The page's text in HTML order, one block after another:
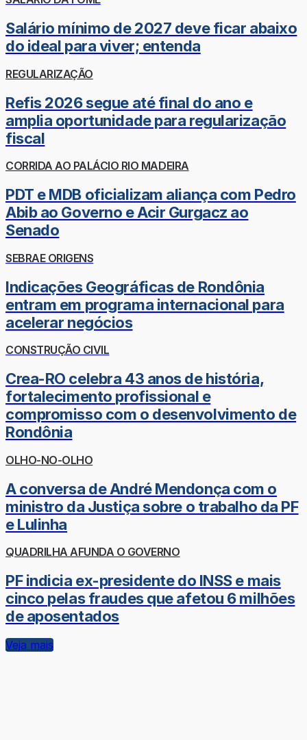
Salário mínimo de 2027 deve ficar abaixo
do ideal para viver; entenda
REGULARIZAÇÃO
Refis 2026 segue até final do ano e
amplia oportunidade para regularização
fiscal
CORRIDA AO PALÁCIO RIO MADEIRA
PDT e MDB oficializam aliança com Pedro
Abib ao Governo e Acir Gurgacz ao
Senado
SEBRAE ORIGENS
Indicações Geográficas de Rondônia
entram em programa internacional para
acelerar negócios
CONSTRUÇÃO CIVIL
Crea-RO celebra 43 anos de história,
fortalecimento profissional e
compromisso com o desenvolvimento de
Rondônia
OLHO-NO-OLHO
A conversa de André Mendonça com o
ministro da Justiça sobre o trabalho da PF
e Lulinha
QUADRILHA AFUNDA O GOVERNO
PF indicia ex-presidente do INSS e mais
cinco pelas fraudes que afetou 6 milhões
de aposentados
Veja mais